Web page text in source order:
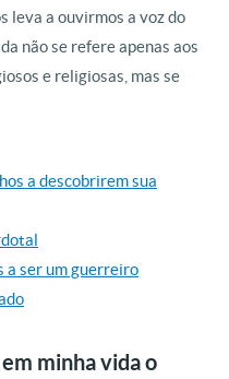
leva a ouvirmos a voz do
não se refere apenas aos
e religiosas, mas se
a descobrirem sua
a ser um guerreiro
minha vida o